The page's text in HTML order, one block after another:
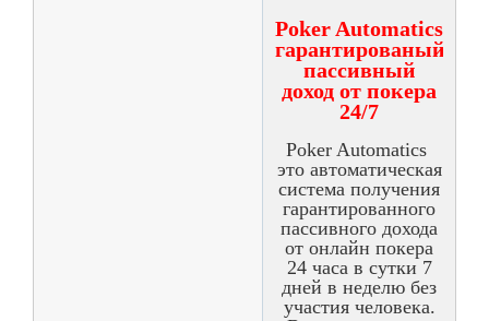
Poker Automatics
гарантированый
пассивный
доход от покера
24/7
Poker Automatics
это автоматическая
система получения
гарантированного
пассивного дохода
от онлайн покера
24 часа в сутки 7
дней в неделю без
участия человека.